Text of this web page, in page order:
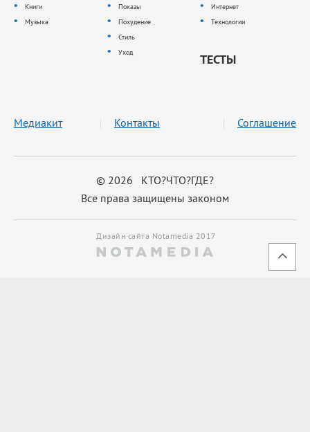
Книги
Музыка
Показы
Похудение
Стиль
Уход
Интернет
Технологии
ТЕСТЫ
© 2026 КТО?ЧТО?ГДЕ?
Все права защищены законом
Медиакит Контакты Соглашение
Дизайн сайта Notamedia 2017